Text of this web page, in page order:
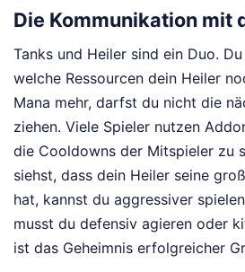
Die Kommunikation mit
Tanks und Heiler sind ein Duo.
welche Ressourcen dein Heiler
Mana mehr, darfst du nicht die
ziehen. Viele Spieler nutzen
die Cooldowns der Mitspieler zu
siehst, dass dein Heiler seine
hat, kannst du aggressiver
musst du defensiv agieren oder
ist das Geheimnis erfolgreicher